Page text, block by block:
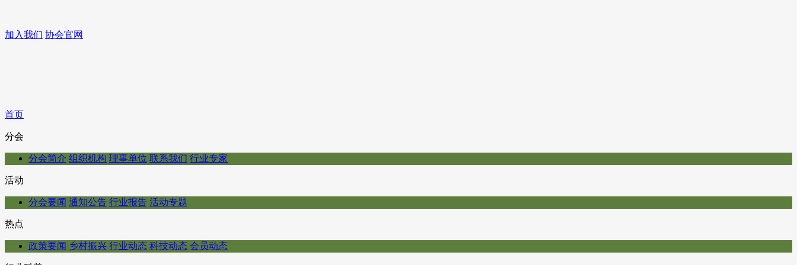
加入我们 协会官网
首页
分会
分会简介 组织机构 理事单位 联系我们 行业专家
活动
分会要闻 通知公告 行业报告 活动专题
热点
政策要闻 乡村振兴 行业动态 科技动态 会员动态